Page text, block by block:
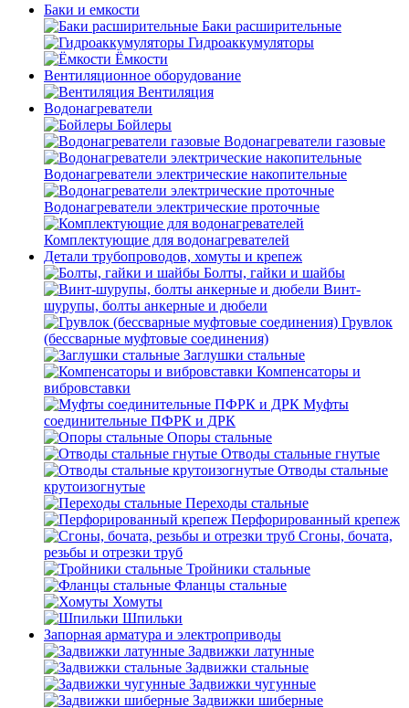
Баки и емкости
Баки расширительные
Гидроаккумуляторы
Ёмкости
Вентиляционное оборудование
Вентиляция
Водонагреватели
Бойлеры
Водонагреватели газовые
Водонагреватели электрические накопительные
Водонагреватели электрические проточные
Комплектующие для водонагревателей
Детали трубопроводов, хомуты и крепеж
Болты, гайки и шайбы
Винт-
шурупы, болты анкерные и дюбели
Грувлок
(бессварные муфтовые соединения)
Заглушки стальные
Компенсаторы и
вибровставки
Муфты
соединительные ПФРК и ДРК
Опоры стальные
Отводы стальные гнутые
Отводы стальные
крутоизогнутые
Переходы стальные
Перфорированный крепеж
Сгоны, бочата,
резьбы и отрезки труб
Тройники стальные
Фланцы стальные
Хомуты
Шпильки
Запорная арматура и электроприводы
Задвижки латунные
Задвижки стальные
Задвижки чугунные
Задвижки шиберные